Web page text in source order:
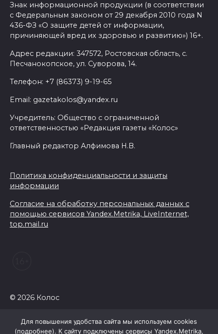
Знак информационной продукции (в соответствии
с Федеральным законом от 29 декабря 2010 года N
436-ФЗ «О защите детей от информации,
причиняющей вред их здоровью и развитию») 16+.
Адрес редакции: 347572, Ростовская область, с.
Песчанокопское, ул. Суворова, 14.
Телефон: +7 (86373) 9-19-65
Email: gazetakolos@yandex.ru
Учредитель: Общество с ограниченной
ответственностью «Редакция газеты «Колос»
Главный редактор Алфимова Н.В.
Политика конфиденциальности и защиты
информации
Согласие на обработку персональных данных с
помощью сервисов Yandex.Metrika, LiveInternet,
top.mail.ru
© 2026 Колос
Для повышения удобства сайта мы используем cookies
(подробнее). К сайту подключены сервисы Yandex.Metrika,